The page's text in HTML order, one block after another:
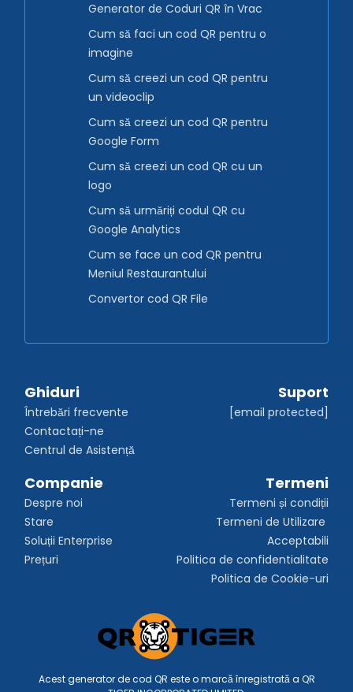
Generator de Coduri QR în Vrac
Cum să faci un cod QR pentru o
imagine
Cum să creezi un cod QR pentru
un videoclip
Cum să creezi un cod QR pentru
Google Form
Cum să creezi un cod QR cu un
logo
Cum să urmăriți codul QR cu
Google Analytics
Cum se face un cod QR pentru
Meniul Restaurantului
Convertor cod QR File
Ghiduri
Întrebări frecvente
Contactați-ne
Centrul de Asistență
Suport
[email protected]
Companie
Despre noi
Stare
Soluții Enterprise
Prețuri
Termeni
Termeni și condiții
Termeni de Utilizare
Acceptabili
Politica de confidentialitate
Politica de Cookie-uri
Acest generator de cod QR este o marcă înregistrată a QR